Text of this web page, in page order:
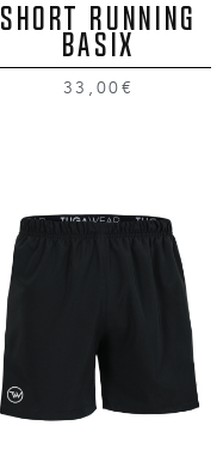
SHORT RUNNING
BASIX
33,00€